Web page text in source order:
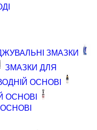
ЗМАЗКИ
ЗМАЗКИ ДЛЯ
ОСНОВІ
ОСНОВІ